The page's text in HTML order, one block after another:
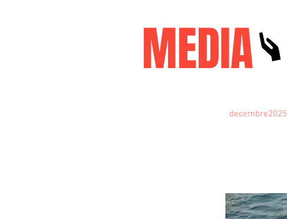
MEDIA
decembre2025